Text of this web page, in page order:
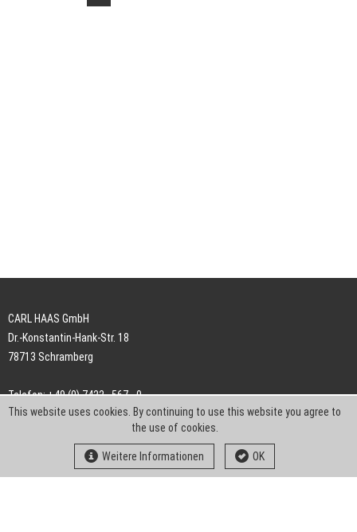
CARL HAAS GmbH
Dr.-Konstantin-Hank-Str. 18
78713 Schramberg
Telefon: +49 (0) 7422 . 567 - 0
Telefax: +49 (0) 7422 . 567 - 239
info-ch@kern-liebers.com
This website uses cookies. By continuing to use this website you agree to
the use of cookies.
Weitere Informationen OK